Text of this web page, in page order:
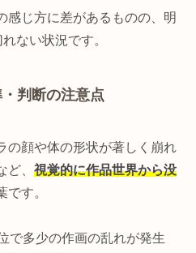
感じ方に差があるものの、明
ない状況です。
判断の注意点
の顔や体の形状が著しく崩れ
、 視覚的に作品世界から没
です。
で多少の作画の乱れが発生